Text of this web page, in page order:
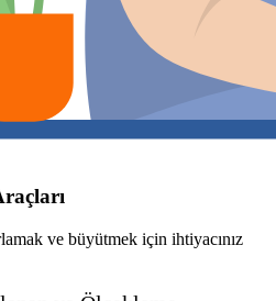
ve büyütmek için ihtiyacınız